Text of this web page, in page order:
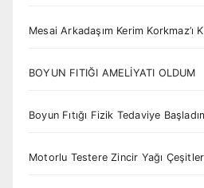
Mesai Arkadaşım Kerim Korkmaz’ı
BOYUN FITIĞI AMELİYATI OLDUM
Boyun Fıtığı Fizik Tedaviye
Motorlu Testere Zincir Yağı